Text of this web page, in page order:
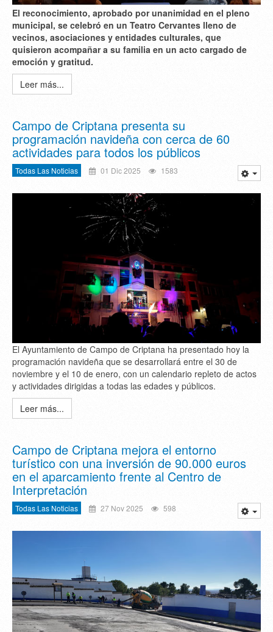
El reconocimiento, aprobado por unanimidad en el pleno
municipal, se celebró en un Teatro Cervantes lleno de
vecinos, asociaciones y entidades culturales, que
quisieron acompañar a su familia en un acto cargado de
emoción y gratitud.
Leer más...
Campo de Criptana presenta su
programación navideña con cerca de 60
actividades para todos los públicos
Todas Las Noticias 01 Dic 2025 1583
El Ayuntamiento de Campo de Criptana ha presentado hoy la
programación navideña que se desarrollará entre el 30 de
noviembre y el 10 de enero, con un calendario repleto de actos
y actividades dirigidas a todas las edades y públicos.
Leer más...
Campo de Criptana mejora el entorno
turístico con una inversión de 90.000 euros
en el aparcamiento frente al Centro de
Interpretación
Todas Las Noticias 27 Nov 2025 598